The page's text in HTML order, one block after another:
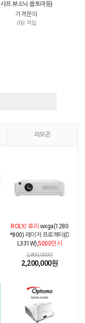
샤프.뷰소닉.옵토마등)
가격문의
0원 적립
리모콘
ROLY/ 로리 wxga(1280
*800) 레이저 프로젝터(C
L331W),5000안시
2,800,000원
2,200,000원